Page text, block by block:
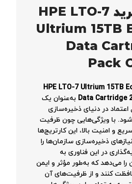
قیمت و خرید HPE LTO-7
Ultrium 15TB
Data
Pack
HPE LTO-7 Ultrium 15TB
Data Cartridge به‌عنوان یک
اعتماد در دنیای ذخیره‌سازی
با ویژگی‌هایی چون ظرفیت
و امنیت بالا، این کارتریج‌ها
ذخیره‌سازی سازمان‌ها را
در این فناوری به
را می‌دهد که به‌طور مؤثر و ایمن
کنند و از ظرفیت‌های آن